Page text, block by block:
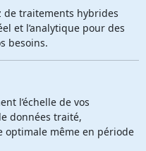
traitements hybrides
et l’analytique pour des
besoins.
l’échelle de vos
données traité,
même en période